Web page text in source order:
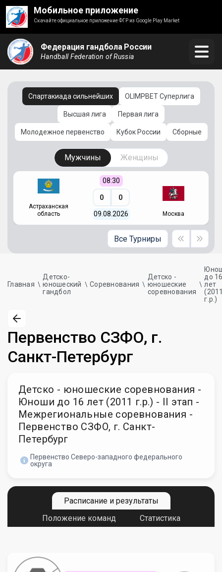
Мобильное приложение
Скачайте официальное приложение ФГР из Google Play Market
Федерация гандбола России
Handball Federation of Russia
Спартакиада сильнейших OLIMPBET Суперлига
Высшая лига Первая лига
Молодежное первенство Кубок России Сборные
Мужчины Женщины
Астраханская
область
08:30
0 0
09.08.2026 Москва
Все Турниры
Главная
Детско-
юношеский
гандбол
Соревнования
Детско -
юношеские
соревнования
до
лет
г.р.)
Первенство СЗФО, г.
Санкт-Петербург
Детско - юношеские соревнования -
Юноши до 16 лет (2011 г.р.) - II этап -
Межрегиональные соревнования -
Первенство СЗФО, г. Санкт-
Петербург
Первенство Северо-западного федерального
округа
Расписание и результаты
Положение команд
Статистика